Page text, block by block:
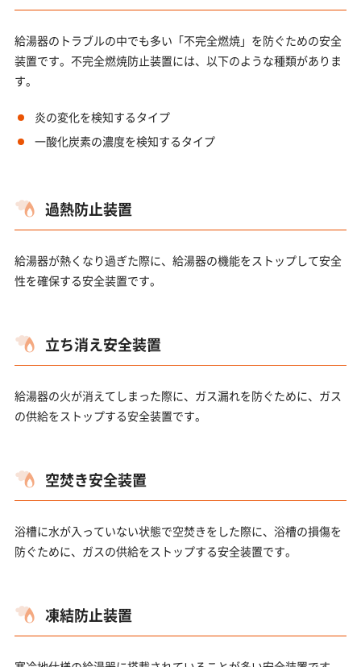
給湯器のトラブルの中でも多い「不完全燃焼」を防ぐための安全
装置です。不完全燃焼防止装置には、以下のような種類がありま
す。
炎の変化を検知するタイプ
一酸化炭素の濃度を検知するタイプ
過熱防止装置
給湯器が熱くなり過ぎた際に、給湯器の機能をストップして安全
性を確保する安全装置です。
立ち消え安全装置
給湯器の火が消えてしまった際に、ガス漏れを防ぐために、ガス
の供給をストップする安全装置です。
空焚き安全装置
浴槽に水が入っていない状態で空焚きをした際に、浴槽の損傷を
防ぐために、ガスの供給をストップする安全装置です。
凍結防止装置